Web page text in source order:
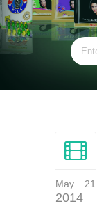
May 21
2014